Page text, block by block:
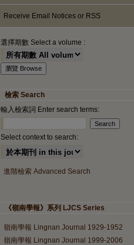
Receive Email Notices or RSS
選擇期數 Select a volume :
檢索 Search
輸入檢索詞 Enter search terms:
Select context to search:
進階檢索 Advanced Search
《嶺南學報》系列 LJCS Series
嶺南學報 Lingnan Journal 1929-1952
嶺南學報 Lingnan Journal 1999-2006